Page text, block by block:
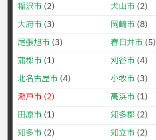
稲沢市 (2) 犬山市 (2)
大府市 (3) 岡崎市 (8)
尾張旭市 (3) 春日井市 (5)
蒲郡市 (1) 刈谷市 (4)
北名古屋市 (4) 小牧市 (3)
瀬戸市 (2) 高浜市 (1)
田原市 (1) 知多郡 (2)
知多市 (2) 知立市 (2)